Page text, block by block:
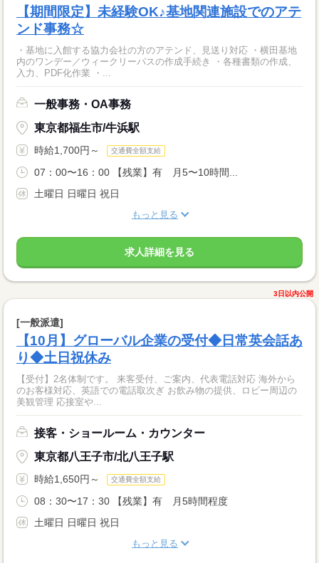
【期間限定】未経験OK♪基地関連施設でのアテ
ンド事務☆
・基地に入館する協力会社の方のアテンド、見送り対応 ・横田基地
内のワンデー／ウィークリーパスの作成手続き ・各種書類の作成、
入力、PDF化作業 ・...
一般事務・OA事務
東京都福生市/牛浜駅
時給1,700円～ 交通費全額支給
07：00〜16：00 【残業】有 月5〜10時間...
土曜日 日曜日 祝日
もっと見る
求人詳細を見る
3日以内公開
[一般派遣]
【10月】グローバル企業の受付◆日常英会話あ
り◆土日祝休み
【受付】2名体制です。 来客受付、ご案内、代表電話対応 海外から
のお客様対応、英語での電話取次ぎ お飲み物の提供、ロビー周辺の
美観管理 応接室や...
接客・ショールーム・カウンター
東京都八王子市/北八王子駅
時給1,650円～ 交通費全額支給
08：30〜17：30 【残業】有 月5時間程度
土曜日 日曜日 祝日
もっと見る